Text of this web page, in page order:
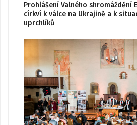
Prohlášení Valného shromáždění
církví k válce na Ukrajině a k
uprchlíků